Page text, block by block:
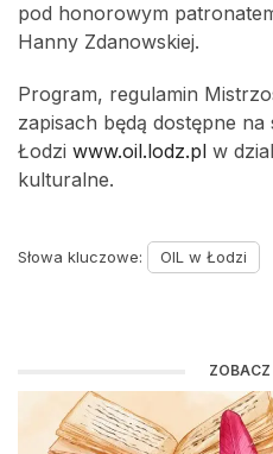
pod honorowym
Hanny Zdanowskiej.
Program, regulamin
zapisach będą dostępne
Łodzi www.oil.lodz.pl w
kulturalne.
Słowa kluczowe: OIL w Łodzi